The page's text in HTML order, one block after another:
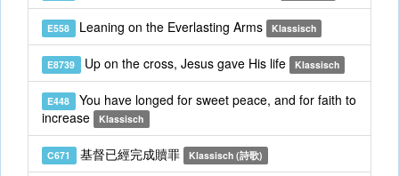
E558 Leaning on the Everlasting Arms Klassisch
E8739 Up on the cross, Jesus gave His life Klassisch
E448 You have longed for sweet peace, and for faith to
increase
Klassisch
C671 基督已經完成贖罪 Klassisch (詩歌)